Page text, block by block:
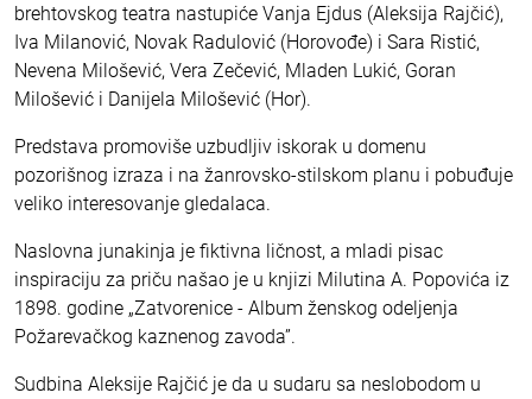
brehtovskog teatra nastupiće Vanja Ejdus (Aleksija Rajčić),
Iva Milanović, Novak Radulović (Horovođe) i Sara Ristić,
Nevena Milošević, Vera Zečević, Mladen Lukić, Goran
Milošević i Danijela Milošević (Hor).
Predstava promoviše uzbudljiv iskorak u domenu
pozorišnog izraza i na žanrovsko-stilskom planu i pobuđuje
veliko interesovanje gledalaca.
Naslovna junakinja je fiktivna ličnost, a mladi pisac
inspiraciju za priču našao je u knjizi Milutina A. Popovića iz
1898. godine „Zatvorenice - Album ženskog odeljenja
Požarevačkog kaznenog zavoda”.
Sudbina Aleksije Rajčić je da u sudaru sa neslobodom u